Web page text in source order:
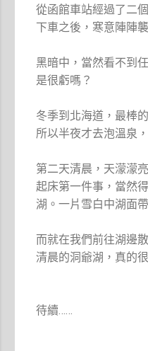
從函館車站經過了二
下車之後，寒意陣陣
黑暗中，當然看不到
是很虧嗎？
冬季到北海道，最棒
所以半夜才去泡溫泉
第二天清晨，天濛濛
起床第一件事，當然
湖。一片雪白中湖面
而就在我們前往湖邊
清晨的洞爺湖，真的很
待續……